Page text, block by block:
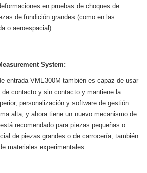
en pruebas de choques de
de fundición grandes (como en las
o aeroespacial).
System:
entrada VME300M también es capaz de usar
de contacto y sin contacto y mantiene la
personalización y software de gestión
alta, y ahora tiene un nuevo mecanismo de
recomendado para piezas pequeñas o
de piezas grandes o de carrocería; también
materiales experimentales..